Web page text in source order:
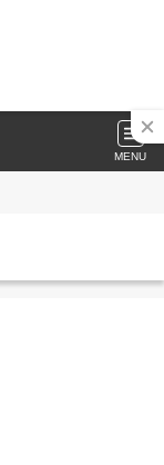
MENU